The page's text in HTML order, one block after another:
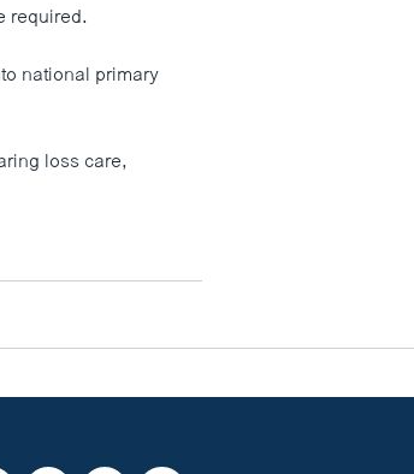
required.
national primary
loss care,